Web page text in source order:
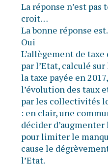
La réponse n’est pas
croit…
La bonne réponse
Oui
L’allègement de
par l’Etat, calculé
la taxe payée en
l’évolution des taux
par les collectivités
: en clair, une
décider
pour limiter le
cause le
l’Etat.